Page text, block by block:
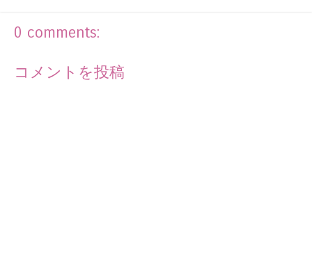
0 comments:
コメントを投稿